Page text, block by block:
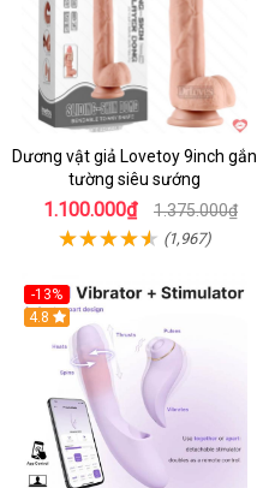
Dương vật giả Lovetoy 9inch gắn
tường siêu sướng
1.100.000₫ 1.375.000₫
(1,967)
-13%
4.8